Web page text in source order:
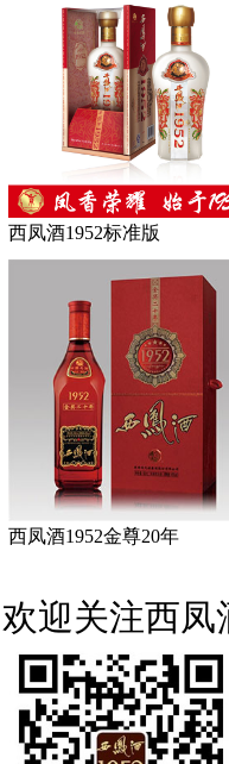
西凤酒1952标准版
西凤酒1952金尊20年
欢迎关注西凤